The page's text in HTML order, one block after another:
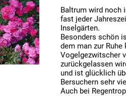
Baltrum wird noch
fast jeder
Inselgärten.
Besonders schön
dem man zur
Vogelgezwitscher
zurückgelassen
und ist glücklich
Bersuchern sehr
Auch bei